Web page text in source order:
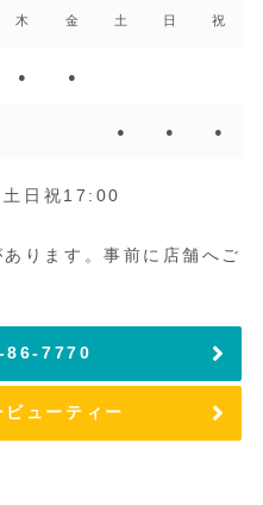
木 金 土 日 祝
● ●
● ● ●
日祝17:00
ります。事前に店舗へご
86-7770
ューティー